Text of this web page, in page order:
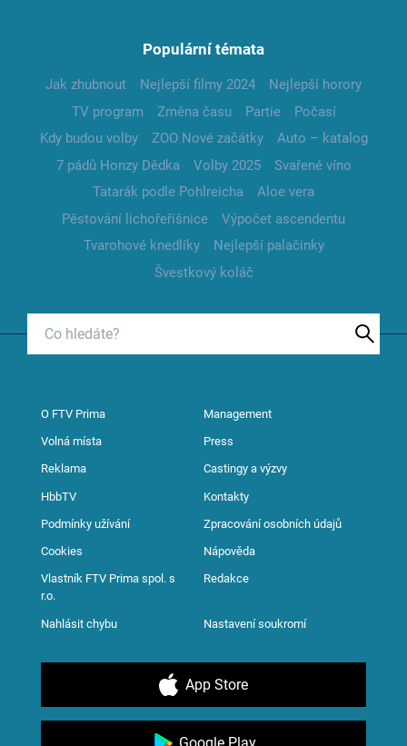
Populární témata
Jak zhubnout Nejlepší filmy 2024
Nejlepší horory
TV program
Změna času Partie
Počasí
Kdy budou volby
ZOO Nové začátky
Auto – katalog
7 pádů Honzy Dědka
Volby 2025
Svařené víno
Tatarák podle Pohlreicha
Aloe vera
Pěstování lichořeřišnice
Výpočet ascendentu
Tvarohové knedlíky
Nejlepší palačinky
Švestkový koláč
O FTV Prima Management
Volná místa Press
Reklama Castingy a výzvy
HbbTV Kontakty
Podmínky užívání Zpracování osobních údajů
Cookies Nápověda
Vlastník FTV Prima spol. s
r.o.
Redakce
Nahlásit chybu Nastavení soukromí
App Store